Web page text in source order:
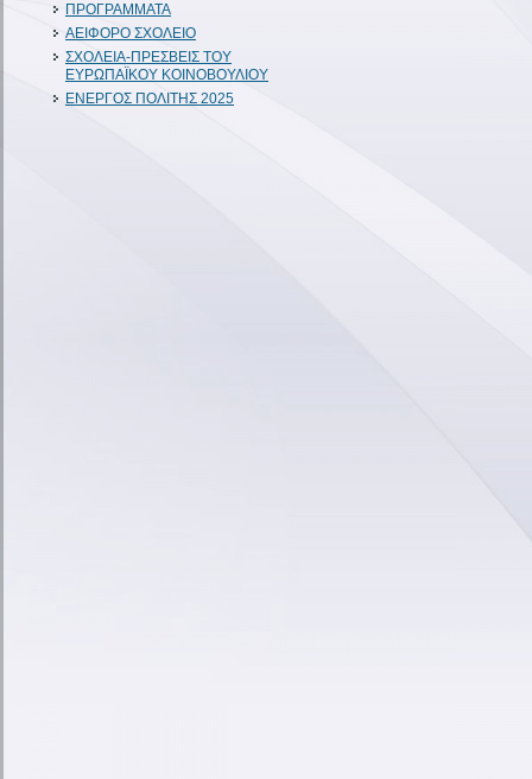
ΠΡΟΓΡΑΜΜΑΤΑ
ΑΕΙΦΟΡΟ ΣΧΟΛΕΙΟ
ΣΧΟΛΕΙΑ-ΠΡΕΣΒΕΙΣ ΤΟΥ
ΕΥΡΩΠΑΪΚΟΥ ΚΟΙΝΟΒΟΥΛΙΟΥ
ΕΝΕΡΓΟΣ ΠΟΛΙΤΗΣ 2025